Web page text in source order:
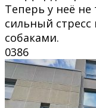
Теперь у неё
сильный
собаками.
0386